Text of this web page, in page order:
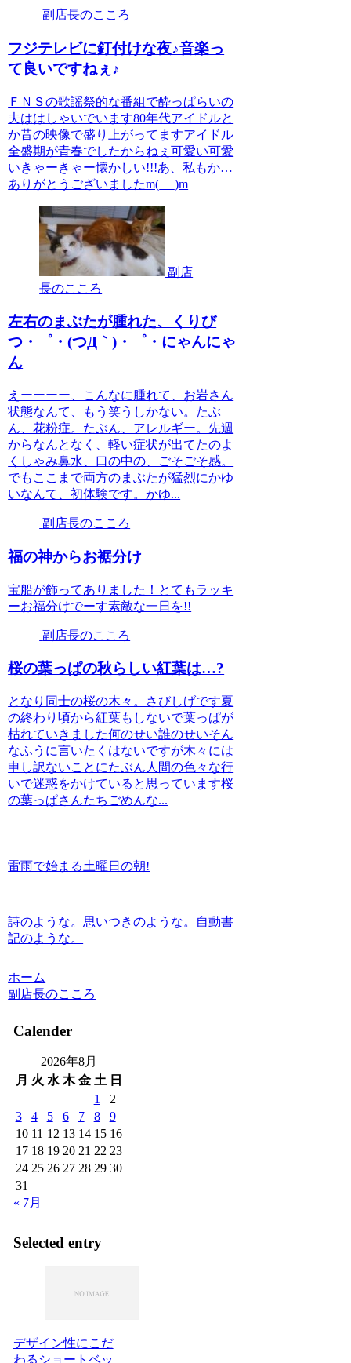
副店長のこころ
フジテレビに釘付けな夜♪音楽っ
て良いですねぇ♪
ＦＮＳの歌謡祭的な番組で酔っぱらいの
夫ははしゃいでいます80年代アイドルと
か昔の映像で盛り上がってますアイドル
全盛期が青春でしたからねぇ可愛い可愛
いきゃーきゃー懐かしい!!!あ、私もか…
ありがとうございましたm(_ _)m
副店
長のこころ
左右のまぶたが腫れた、くりび
つ・゜・(つД｀)・゜・にゃんにゃ
ん
えーーーー、こんなに腫れて、お岩さん
状態なんて、もう笑うしかない。たぶ
ん、花粉症。たぶん、アレルギー。先週
からなんとなく、軽い症状が出てたのよ
くしゃみ鼻水、口の中の、ごそごそ感。
でもここまで両方のまぶたが猛烈にかゆ
いなんて、初体験です。かゆ...
副店長のこころ
福の神からお裾分け
宝船が飾ってありました！とてもラッキ
ーお福分けでーす素敵な一日を!!
副店長のこころ
桜の葉っぱの秋らしい紅葉は…?
となり同士の桜の木々。さびしげです夏
の終わり頃から紅葉もしないで葉っぱが
枯れていきました何のせい誰のせいそん
なふうに言いたくはないですが木々には
申し訳ないことにたぶん人間の色々な行
いで迷惑をかけていると思っています桜
の葉っぱさんたちごめんな...
雷雨で始まる土曜日の朝!
詩のような。思いつきのような。自動書
記のような。
ホーム
副店長のこころ
Calender
2026年8月
月 火 水 木 金 土 日
1
2
3
4 5 6 7 8
9
10 11 12 13 14 15 16
17 18 19 20 21 22 23
24 25 26 27 28 29 30
31
« 7月
Selected entry
デザイン性にこだ
わるショートベッ